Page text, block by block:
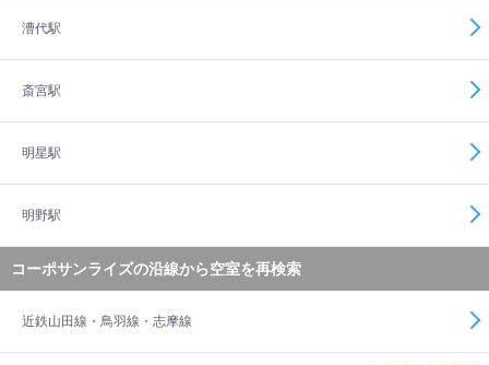
漕代駅
斎宮駅
明星駅
明野駅
コーポサンライズの沿線から空室を再検索
近鉄山田線・鳥羽線・志摩線